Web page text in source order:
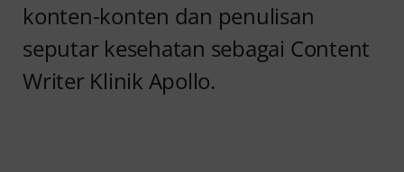
konten-konten dan penulisan
seputar kesehatan sebagai Content
Writer Klinik Apollo.